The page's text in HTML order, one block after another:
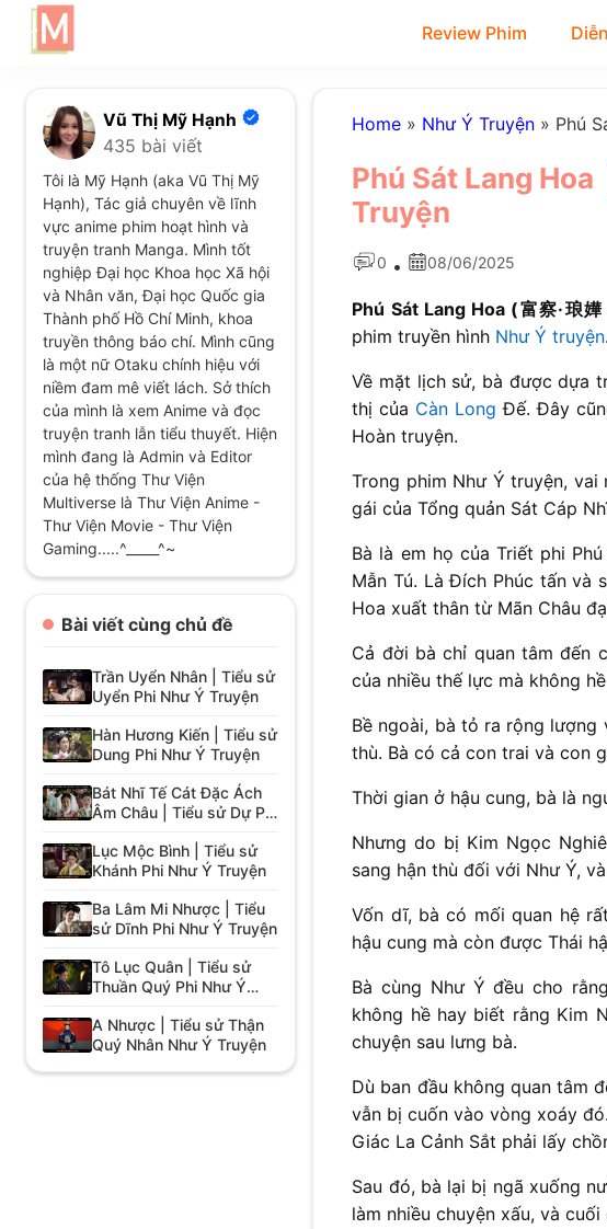
Review Phim
Vũ Thị Mỹ Hạnh
435 bài viết
Tôi là Mỹ Hạnh (aka Vũ Thị Mỹ
Hạnh), Tác giả chuyên về lĩnh
vực anime phim hoạt hình và
truyện tranh Manga. Mình tốt
nghiệp Đại học Khoa học Xã hội
và Nhân văn, Đại học Quốc gia
Thành phố Hồ Chí Minh, khoa
truyền thông báo chí. Mình cũng
là một nữ Otaku chính hiệu với
niềm đam mê viết lách. Sở thích
của mình là xem Anime và đọc
truyện tranh lẫn tiểu thuyết. Hiện
mình đang là Admin và Editor
của hệ thống Thư Viện
Multiverse là Thư Viện Anime -
Thư Viện Movie - Thư Viện
Gaming.....^_____^~
Bài viết cùng chủ đề
Trần Uyển Nhân | Tiểu sử
Uyển Phi Như Ý Truyện
Hàn Hương Kiến | Tiểu sử
Dung Phi Như Ý Truyện
Bát Nhĩ Tế Cát Đặc Ách
Âm Châu | Tiểu sử Dự Phi
Lục Mộc Bình | Tiểu sử
Khánh Phi Như Ý Truyện
Ba Lâm Mi Nhược | Tiểu
sử Dĩnh Phi Như Ý Truyện
Tô Lục Quân | Tiểu sử
Thuần Quý Phi Như Ý
A Nhược | Tiểu sử Thận
Quý Nhân Như Ý Truyện
Home » Như Ý Truyện » Phú
Phú Sát Lang
Truyện
0 • 08/06/2025
Phú Sát Lang Hoa (富察·琅嬅
phim truyền hình Như Ý truyện.
Về mặt lịch sử, bà được dựa
thị của Càn Long Đế. Đây
Hoàn truyện.
Trong phim Như Ý truyện,
gái của Tổng quản Sát Cáp
Bà là em họ của Triết phi
Mẫn Tú. Là Đích Phúc tấn và
Hoa xuất thân từ Mãn Châu
Cả đời bà chỉ quan tâm đến
của nhiều thế lực mà không
Bề ngoài, bà tỏ ra rộng lượng
thù. Bà có cả con trai và con
Thời gian ở hậu cung, bà là
Nhưng do bị Kim Ngọc
sang hận thù đối với Như Ý,
Vốn dĩ, bà có mối quan hệ
hậu cung mà còn được Thái
Bà cùng Như Ý đều cho
không hề hay biết rằng Kim
chuyện sau lưng bà.
Dù ban đầu không quan tâm
vẫn bị cuốn vào vòng xoáy
Giác La Cảnh Sắt phải lấy
Sau đó, bà lại bị ngã xuống
làm nhiều chuyện xấu, và